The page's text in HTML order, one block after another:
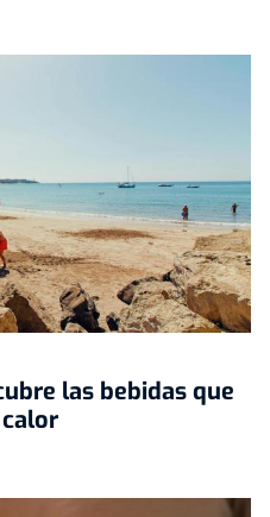
las bebidas que